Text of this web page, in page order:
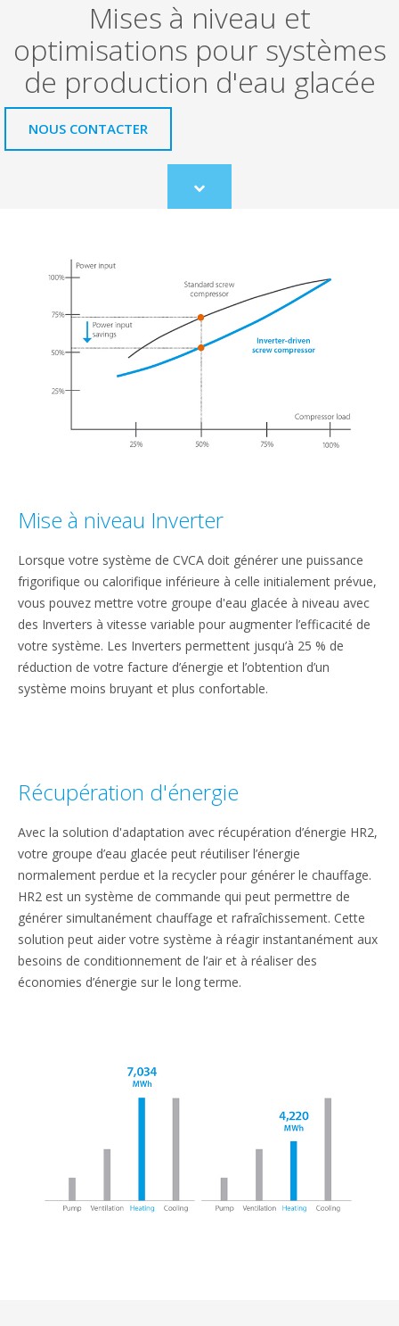
Mises à niveau et
optimisations pour systèmes
de production d'eau glacée
NOUS CONTACTER
Scroll
to
Mise à niveau Inverter
Lorsque votre système de CVCA doit générer une puissance
frigorifique ou calorifique inférieure à celle initialement prévue,
vous pouvez mettre votre groupe d'eau glacée à niveau avec
des Inverters à vitesse variable pour augmenter l’efficacité de
votre système. Les Inverters permettent jusqu’à 25 % de
réduction de votre facture d’énergie et l’obtention d’un
système moins bruyant et plus confortable.
Récupération d'énergie
Avec la solution d'adaptation avec récupération d’énergie HR2,
votre groupe d’eau glacée peut réutiliser l’énergie
normalement perdue et la recycler pour générer le chauffage.
HR2 est un système de commande qui peut permettre de
générer simultanément chauffage et rafraîchissement. Cette
solution peut aider votre système à réagir instantanément aux
besoins de conditionnement de l’air et à réaliser des
économies d’énergie sur le long terme.